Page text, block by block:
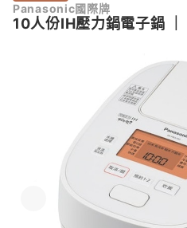
Panasonic國際牌
10人份IH壓力鍋電子鍋